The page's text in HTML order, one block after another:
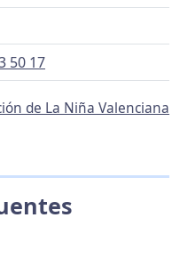
50 17
de La Niña Valenciana